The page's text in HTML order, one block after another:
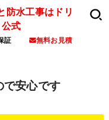
証 無料お見積
で安心です